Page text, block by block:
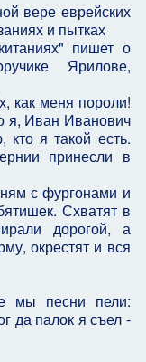
вере еврейских
и пытках
пишет о
Ярилове,
как меня пороли!
я, Иван Иванович
я такой есть.
принесли в
с фургонами и
Схватят в
дорогой, а
окрестят и вся
мы песни пели:
да палок я съел -